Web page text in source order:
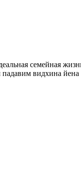
семейная
падавим видхина йена